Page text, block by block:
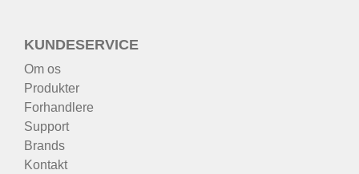
KUNDESERVICE
Om os
Produkter
Forhandlere
Support
Brands
Kontakt